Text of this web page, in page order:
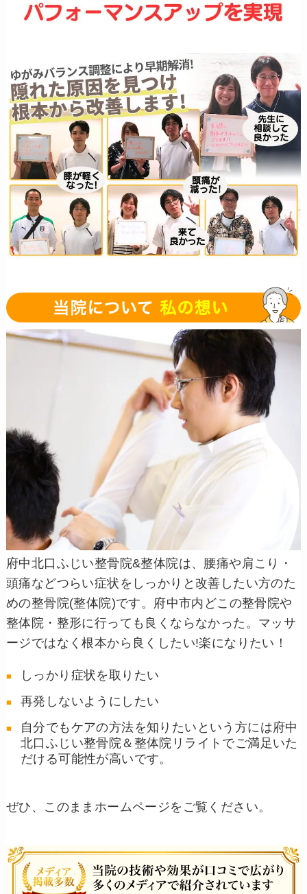
府中北口ふじい整骨院&整体院は、腰痛や肩こり・
頭痛などつらい症状をしっかりと改善したい方のた
めの整骨院(整体院)です。府中市内どこの整骨院や
整体院・整形に行っても良くならなかった。マッサ
ージではなく根本から良くしたい!楽になりたい！
しっかり症状を取りたい
再発しないようにしたい
自分でもケアの方法を知りたいという方には府中
北口ふじい整骨院＆整体院リライトでご満足いた
だける可能性が高いです。
ぜひ、このままホームページをご覧ください。